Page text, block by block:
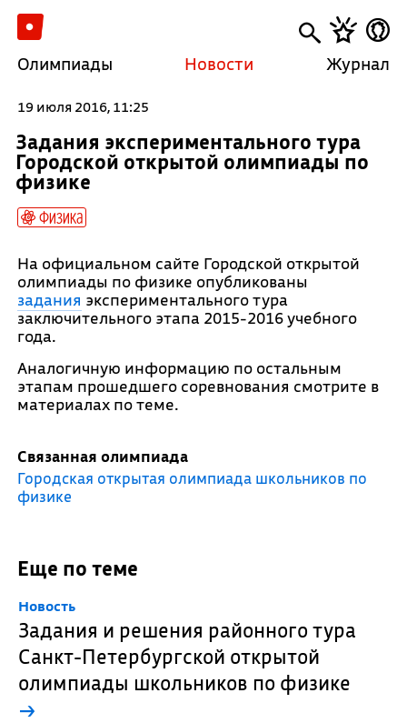
Олимпиады Новости Журнал
19 июля 2016, 11:25
Задания экспериментального тура
Городской открытой олимпиады по
физике
Физика
На официальном сайте Городской открытой
олимпиады по физике опубликованы
задания экспериментального тура
заключительного этапа 2015-2016 учебного
года.
Аналогичную информацию по остальным
этапам прошедшего соревнования смотрите в
материалах по теме.
Связанная олимпиада
Городская открытая олимпиада школьников по
физике
Еще по теме
Новость
Задания и решения районного тура
Санкт-Петербургской открытой
олимпиады школьников по физике
→